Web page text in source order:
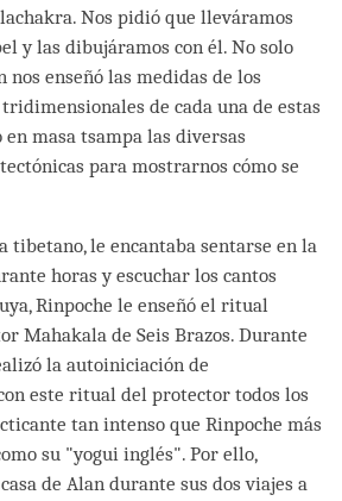
Nos pidió que lleváramos
y las dibujáramos con él. No solo
nos enseñó las medidas de los
de cada una de estas
masa tsampa las diversas
para mostrarnos cómo se
tibetano, le encantaba sentarse en la
horas y escuchar los cantos
Rinpoche le enseñó el ritual
Mahakala de Seis Brazos. Durante
la autoiniciación de
este ritual del protector todos los
tan intenso que Rinpoche más
su "yogui inglés". Por ello,
de Alan durante sus dos viajes a